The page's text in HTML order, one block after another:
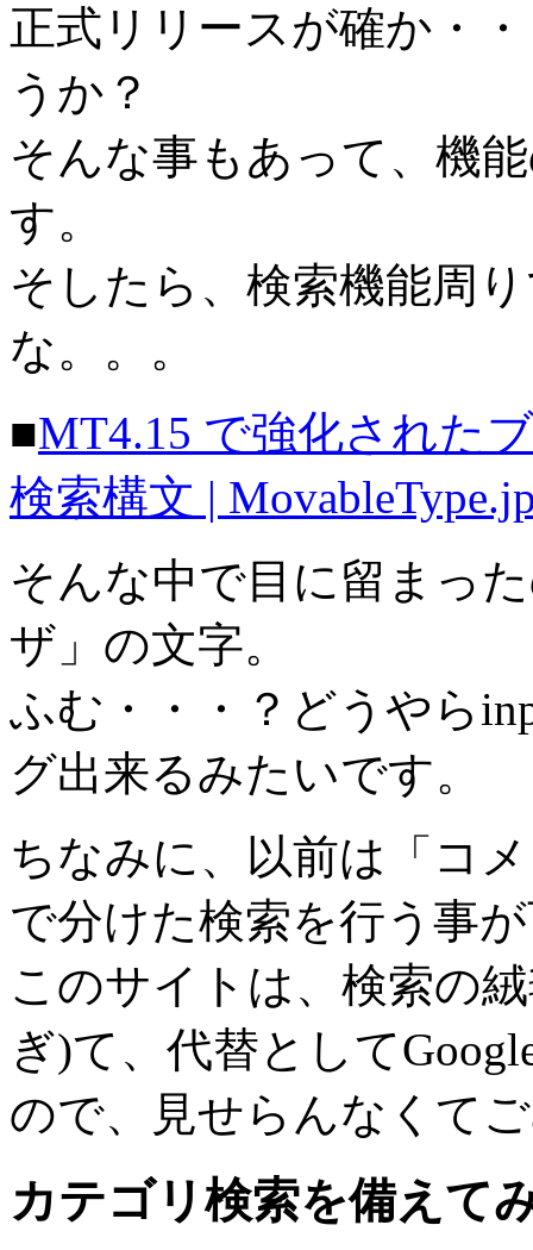
正式リリースが確か・
うか？
そんな事もあって、機
す。
そしたら、検索機能周
な。。。
■MT4.15 で強化された
検索構文 |
そんな中で目に留まっ
ザ」の文字。
ふむ・・・？どうやら
グ出来るみたいです。
ちなみに、以前は「コ
で分けた検索を行う事
このサイトは、検索の
ぎ)て、代替として
ので、見せらんなくて
カテゴリ検索を備えて